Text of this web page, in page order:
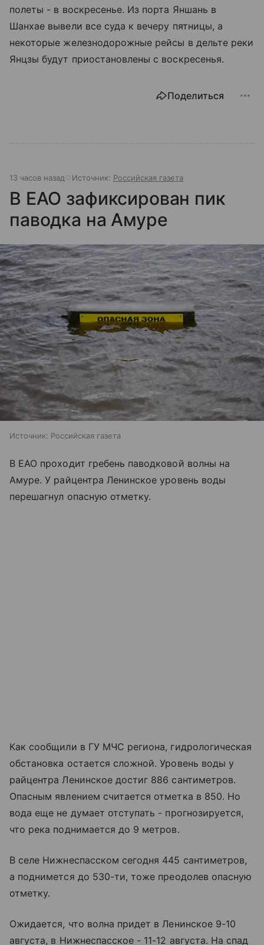
полеты - в воскресенье. Из порта Яншань в
Шанхае вывели все суда к вечеру пятницы, а
некоторые железнодорожные рейсы в дельте реки
Янцзы будут приостановлены с воскресенья.
Поделиться
13 часов назад Источник: Российская газета
В ЕАО зафиксирован пик
паводка на Амуре
Источник: Российская газета
В ЕАО проходит гребень паводковой волны на
Амуре. У райцентра Ленинское уровень воды
перешагнул опасную отметку.
Как сообщили в ГУ МЧС региона, гидрологическая
обстановка остается сложной. Уровень воды у
райцентра Ленинское достиг 886 сантиметров.
Опасным явлением считается отметка в 850. Но
вода еще не думает отступать - прогнозируется,
что река поднимается до 9 метров.
В селе Нижнеспасском сегодня 445 сантиметров,
а поднимется до 530-ти, тоже преодолев опасную
отметку.
Ожидается, что волна придет в Ленинское 9-10
августа, в Нижнеспасское - 11-12 августа. На спад